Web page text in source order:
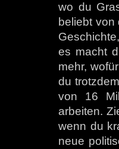
wo du
beliebt
es macht
mehr,
du
von 16
arbeiten.
wenn du
neue